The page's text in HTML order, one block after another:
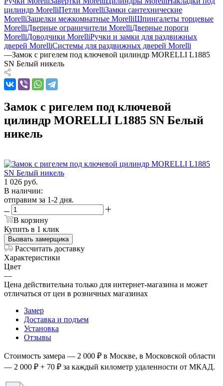
цилиндр MorelliПетли MorelliЗамки сантехнические
MorelliЗащелки межкомнатные MorelliШпингалеты торцевые
MorelliДверные ограничители MorelliДверные пороги
MorelliДоводчики MorelliРучки и замки для раздвижных
дверей MorelliСистемы для раздвижных дверей Morelli
—Замок с ригелем под ключевой цилиндр MORELLI L1885
SN Белый никель
Замок с ригелем под ключевой
цилиндр MORELLI L1885 SN Белый
никель
1 026 руб.
В наличии:
отправим за 1-2 дня.
В корзину
Купить в 1 клик
Вызвать замерщика
Рассчитать доставку
Характеристики
Цвет
—
Цена действительна только для интернет-магазина и может
отличаться от цен в розничных магазинах
Замер
Доставка и подъем
Установка
Отзывы
Стоимость замера — 2 000 ₽ в Москве, в Московской области
— 2 000 ₽ + 70 ₽ за каждый километр удаленности от МКАД.